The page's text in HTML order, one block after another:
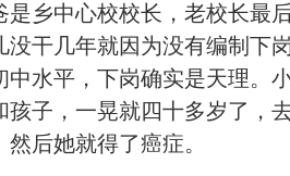
是乡中心校校长，老校长最
没干几年就因为没有编制下
中水平，下岗确实是天理。
孩子，一晃就四十多岁了，
后她就得了癌症。